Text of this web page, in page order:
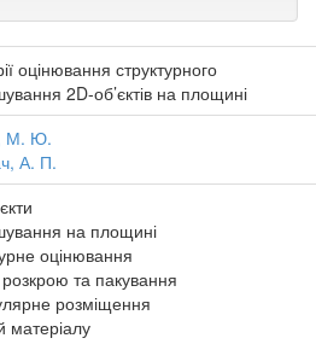
оцінювання структурного
2D-об’єктів на площині
М. Ю.
А. П.
на площині
оцінювання
розкрою та пакування
розміщення
матеріалу